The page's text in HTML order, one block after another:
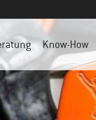
Know-How